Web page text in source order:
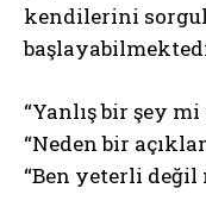
kendilerini
“Yanlış bir şey mi
“Neden bir
“Ben yeterli değil